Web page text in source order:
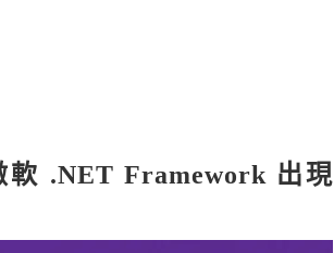
.NET Framework 出現